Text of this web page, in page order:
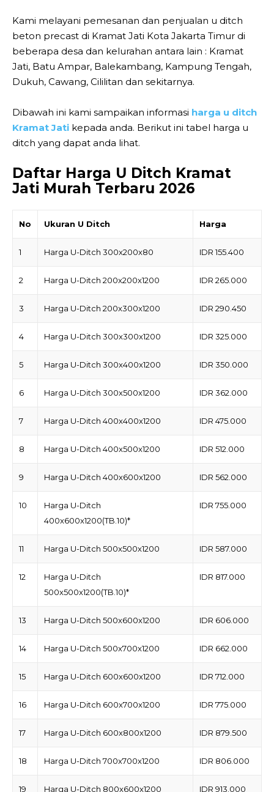
Kami melayani pemesanan dan penjualan u ditch
beton precast di Kramat Jati Kota Jakarta Timur di
beberapa desa dan kelurahan antara lain : Kramat
Jati, Batu Ampar, Balekambang, Kampung Tengah,
Dukuh, Cawang, Cililitan dan sekitarnya.
Dibawah ini kami sampaikan informasi harga u ditch
Kramat Jati kepada anda. Berikut ini tabel harga u
ditch yang dapat anda lihat.
Daftar Harga U Ditch Kramat
Jati Murah Terbaru 2026
No Ukuran U Ditch Harga
1 Harga U-Ditch 300x200x80 IDR 155.400
2 Harga U-Ditch 200x200x1200 IDR 265.000
3 Harga U-Ditch 200x300x1200 IDR 290.450
4 Harga U-Ditch 300x300x1200 IDR 325.000
5 Harga U-Ditch 300x400x1200 IDR 350.000
6 Harga U-Ditch 300x500x1200 IDR 362.000
7 Harga U-Ditch 400x400x1200 IDR 475.000
8 Harga U-Ditch 400x500x1200 IDR 512.000
9 Harga U-Ditch 400x600x1200 IDR 562.000
10
Harga U-Ditch
400x600x1200(TB.10)*
IDR 755.000
11 Harga U-Ditch 500x500x1200 IDR 587.000
12
Harga U-Ditch
500x500x1200(TB.10)*
IDR 817.000
13 Harga U-Ditch 500x600x1200 IDR 606.000
14 Harga U-Ditch 500x700x1200 IDR 662.000
15 Harga U-Ditch 600x600x1200 IDR 712.000
16 Harga U-Ditch 600x700x1200 IDR 775.000
17 Harga U-Ditch 600x800x1200 IDR 879.500
18 Harga U-Ditch 700x700x1200 IDR 806.000
19 Harga U-Ditch 800x600x1200 IDR 913.000